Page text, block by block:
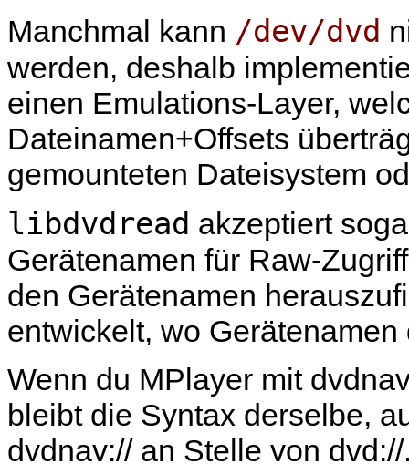
Manchmal kann /dev/dvd
werden, deshalb
einen Emulations-Layer,
Dateinamen+Offsets
gemounteten Dateisystem
libdvdread akzeptiert
Gerätenamen für Raw-
den Gerätenamen
entwickelt, wo
Wenn du MPlayer mit
bleibt die Syntax derselbe,
dvdnav:// an Stelle von